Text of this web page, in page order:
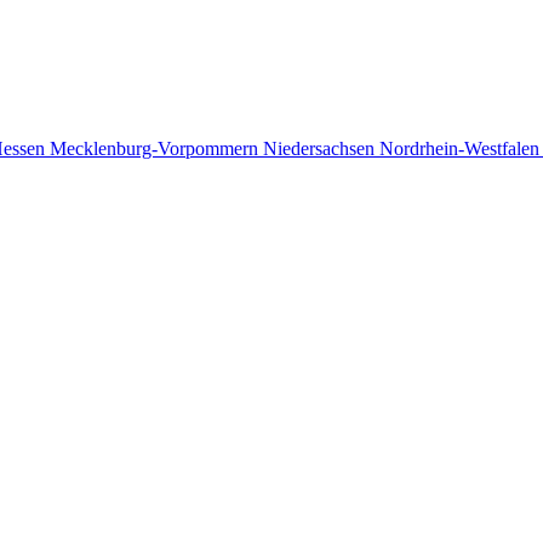
Mecklenburg-Vorpommern Niedersachsen Nordrhein-Westfalen